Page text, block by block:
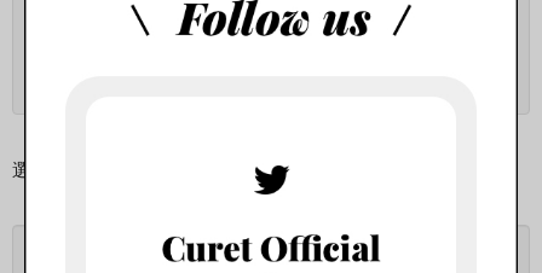
選べるのは、ペンの種類だけではありません！
その他ペン機能の中で選べるもの